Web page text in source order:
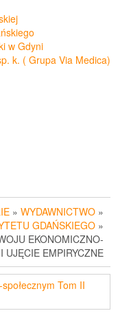
w Gdyni
k. ( Grupa Via Medica)
» WYDAWNICTWO »
GDAŃSKIEGO »
EKONOMICZNO-
UJĘCIE EMPIRYCZNE